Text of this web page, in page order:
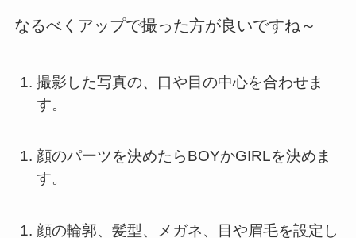
なるべくアップで撮った方が良いですね～
撮影した写真の、口や目の中心を合わせま
す。
顔のパーツを決めたらBOYかGIRLを決めま
す。
顔の輪郭、髪型、メガネ、目や眉毛を設定し